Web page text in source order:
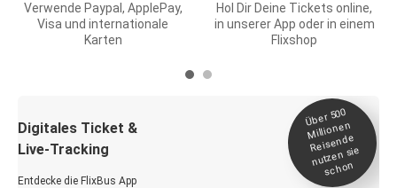
Verwende Paypal, ApplePay,
Visa und internationale
Karten
Hol Dir Deine Tickets online,
in unserer App oder in einem
Flixshop
Digitales Ticket &
Live-Tracking
Entdecke die FlixBus App
Über 500
Millionen
Reisende
nutzen sie
schon